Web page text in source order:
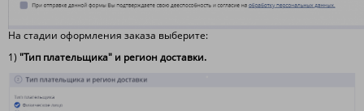
На стадии оформления заказа выберите:
1) "Тип плательщика" и регион доставки.